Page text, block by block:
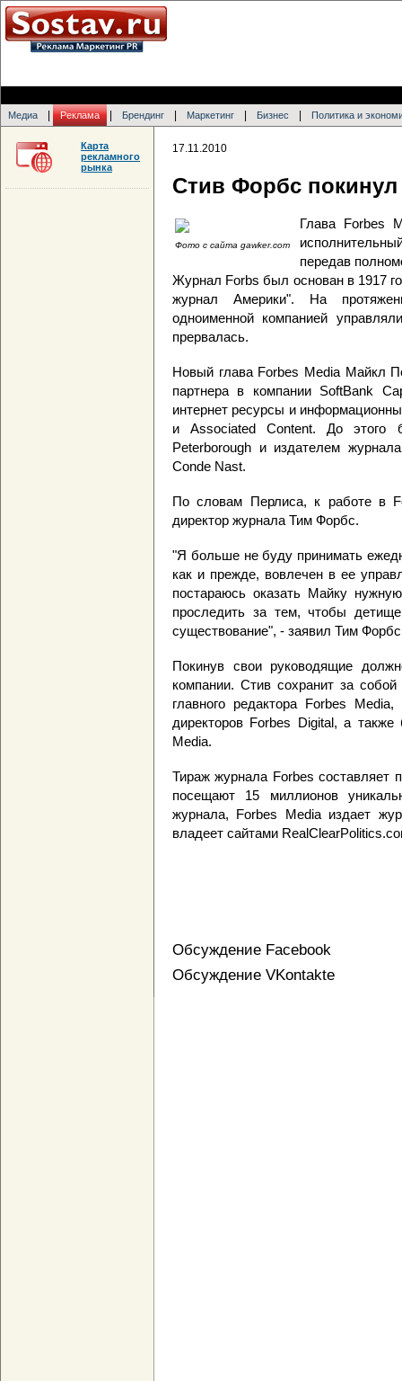
Медиа Реклама Брендинг Маркетинг Бизнес Политика и
17.11.2010
Стив Форбс покинул
Фото с сайта gawker.com
Глава Forbes
передав
Журнал Forbs был основан в 1917
журнал Америки". На
одноименной компанией
прервалась.
Новый глава Forbes Media Майкл
партнера в компании SoftBank
интернет ресурсы и
и Associated Content. До этого
Peterborough и издателем
Conde Nast.
По словам Перлиса, к работе в
директор журнала Тим Форбс.
"Я больше не буду принимать
как и прежде, вовлечен в ее
постараюсь оказать Майку
проследить за тем, чтобы
существование", - заявил Тим
Покинув свои руководящие
компании. Стив сохранит за
главного редактора Forbes
директоров Forbes Digital, а
Media.
Тираж журнала Forbes составляет
посещают 15 миллионов
журнала, Forbes Media издает
владеет сайтами
Обсуждение Facebook
Обсуждение VKontakte
Карта
рекламного
рынка